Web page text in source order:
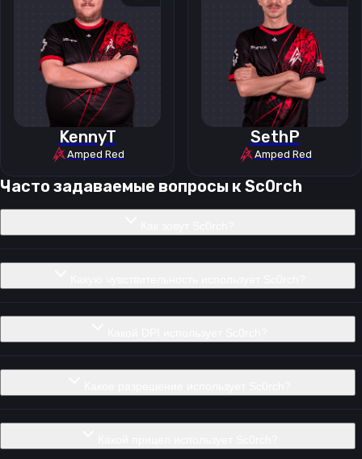
KennyT
Amped Red
SethP
Amped Red
Часто задаваемые вопросы кSc0rch